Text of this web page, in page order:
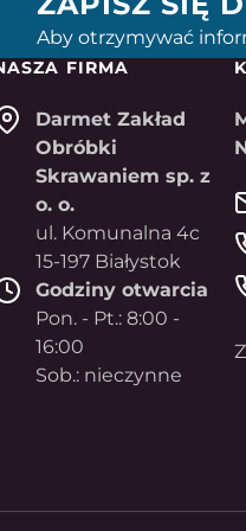
Aby otrzymywać
FIRMA
Darmet Zakład
Obróbki
Skrawaniem sp. z
o. o.
ul. Komunalna 4c
15-197 Białystok
Godziny otwarcia
Pon. - Pt.: 8:00 -
16:00
Sob.: nieczynne